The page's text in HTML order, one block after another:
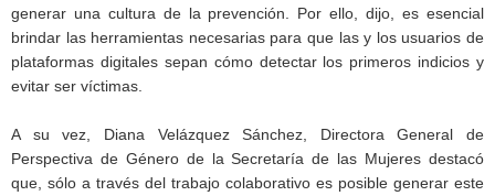
generar una cultura de la prevención. Por ello, dijo, es esencial
brindar las herramientas necesarias para que las y los usuarios de
plataformas digitales sepan cómo detectar los primeros indicios y
evitar ser víctimas.
A su vez, Diana Velázquez Sánchez, Directora General de
Perspectiva de Género de la Secretaría de las Mujeres destacó
que, sólo a través del trabajo colaborativo es posible generar este